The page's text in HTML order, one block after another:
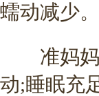
蠕动减少。
准妈妈
动;睡眠充